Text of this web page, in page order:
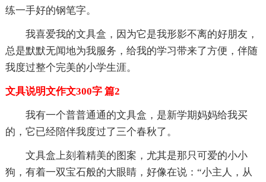
练一手好的钢笔字。
我喜爱我的文具盒，因为它是我形影不离的好朋友，
总是默默无闻地为我服务，给我的学习带来了方便，伴随
我度过整个完美的小学生涯。
文具说明文作文300字 篇2
我有一个普普通通的文具盒，是新学期妈妈给我买
的，它已经陪伴我度过了三个春秋了。
文具盒上刻着精美的图案，尤其是那只可爱的小小
狗，有着一双宝石般的大眼睛，好像在说：“小主人，从